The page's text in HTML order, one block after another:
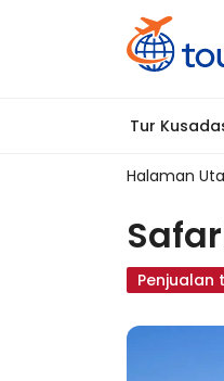
Tur
Halaman
Penjualan